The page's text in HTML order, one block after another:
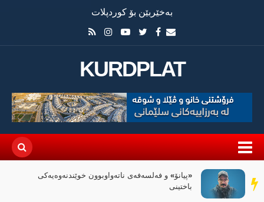
بەخێربێن بۆ کوردپلات
KURDPLAT
سەر
دێڕ
«پیانۆ» و فەلسەفەی ناتەواوبوون خوێندنەوەیەکی
باختینی